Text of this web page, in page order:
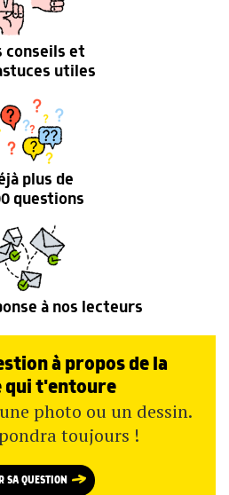
conseils et
utiles
plus de
questions
à nos lecteurs
à propos de la
qui t'entoure
photo ou un dessin.
toujours !
SA QUESTION